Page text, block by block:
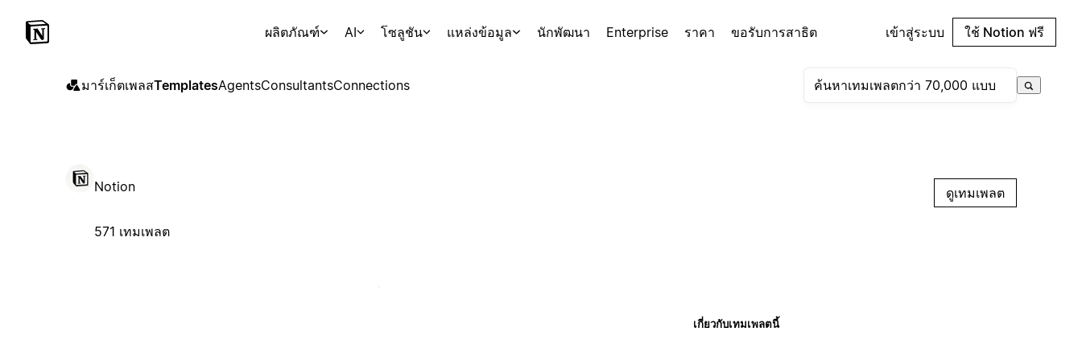
ผลิตภัณฑ์ AI โซลูชัน แหล่งข้อมูล นักพัฒนา Enterprise ราคา ขอรับการสาธิต เข้าสู่ระบบ ใช้ Notion ฟรี
มาร์เก็ตเพลสTemplatesAgentsConsultantsConnections
Notion
571 เทมเพลต
ดูเทมเพลต
เกี่ยวกับเทมเพลตนี้